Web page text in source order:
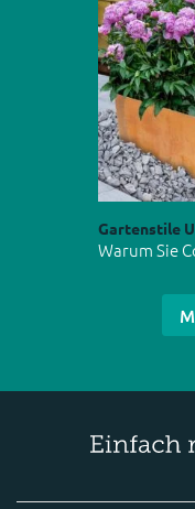
Gartenstile
Warum Sie